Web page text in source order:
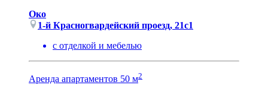
Око
1-й Красногвардейский проезд, 21с1
с отделкой и мебелью
Аренда апартаментов 50 м2